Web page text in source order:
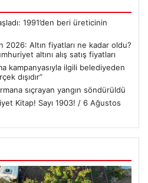
1991’den beri üreticinin
2026: Altın fiyatları ne kadar oldu?
altını alış satış fiyatları
kampanyasıyla ilgili belediyeden
dışıdır”
sıçrayan yangın söndürüldü
Kitap! Sayı 1903! / 6 Ağustos